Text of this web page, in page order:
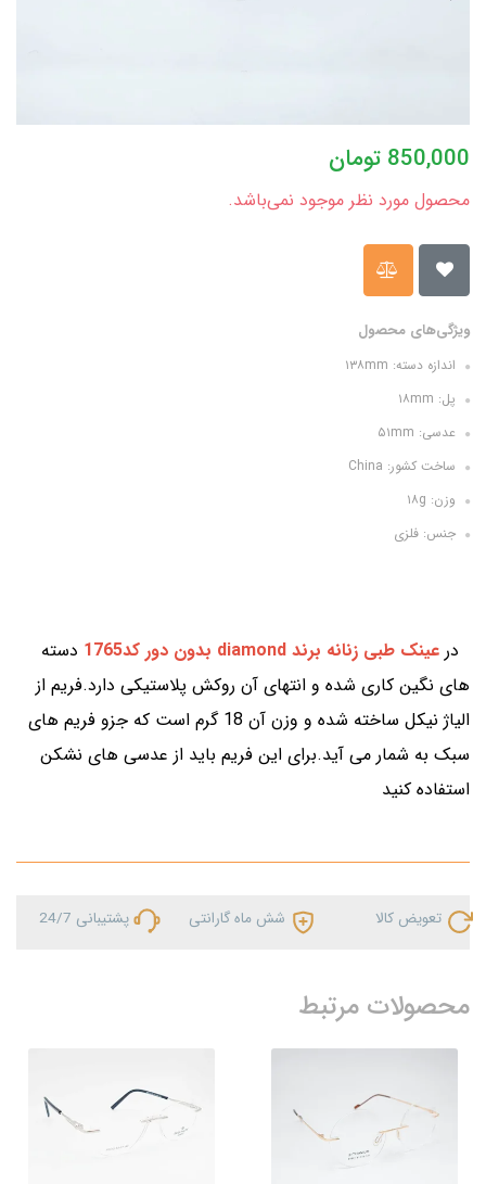
850,000 تومان
محصول مورد نظر موجود نمی‌باشد.
ویژگی‌های محصول
اندازه دسته: ۱۳۸mm
پل: ۱۸mm
عدسی: ۵۱mm
ساخت کشور: China
وزن: ۱۸g
جنس: فلزی
در عینک طبی زنانه برند diamond بدون دور کد1765
دسته
های نگین کاری شده و انتهای آن روکش پلاستیکی دارد.فریم از
الیاژ نیکل ساخته شده و وزن آن 18 گرم است که جزو فریم های
سبک به شمار می آید.برای این فریم باید از عدسی های نشکن
استفاده کنید
تعویض کالا شش ماه گارانتی پشتیبانی 24/7
محصولات مرتبط